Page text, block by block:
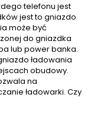
telefonu jest
jest to gniazdo
może być
do gniazdka
lub power banka.
ładowania
obudowy.
na
ładowarki. Czy